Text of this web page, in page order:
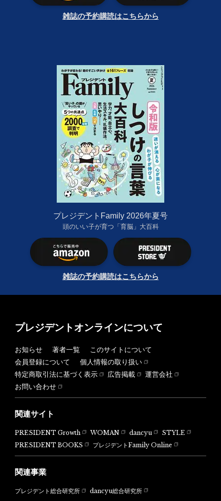
雑誌の予約購読はこちらから
プレジデントFamily 2026年夏号
頭のいい子が育つ「育脳」大百科
雑誌の予約購読はこちらから
プレジデントオンラインについて
お知らせ 著者一覧
このサイトについて
会員登録について
個人情報の取り扱い
特定商取引法に基づく表示
広告掲載
運営会社
お問い合わせ
関連サイト
PRESIDENT Growth WOMAN dancyu
STYLE
PRESIDENT BOOKS
プレジデントFamily Online
関連事業
プレジデント総合研究所 dancyu総合研究所